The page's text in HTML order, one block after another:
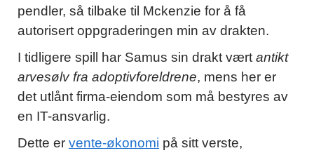
pendler, så tilbake til Mckenzie for å få
autorisert oppgraderingen min av drakten.
I tidligere spill har Samus sin drakt værtantikt
arvesølv fra adoptivforeldrene, mens her er
det utlånt firma-eiendom som må bestyres av
en IT-ansvarlig.
Dette er vente-økonomi på sitt verste,